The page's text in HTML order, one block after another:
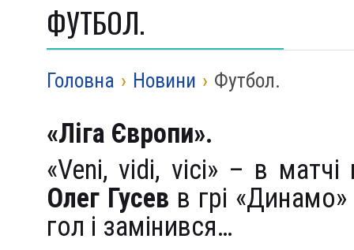
ФУТБОЛ.
Головна › Новини › Футбол.
«Ліга Європи».
«Veni, vidi, vici» – в матчі
Олег Гусев в грі
гол і замінився…